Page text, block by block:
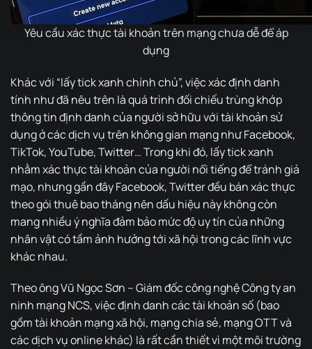
Yêu cầu xác thực tài khoản trên mạng chưa dễ để áp
dụng
Khác với “lấy tick xanh chính chủ”, việc xác định danh
tính như đã nêu trên là quá trình đối chiếu trùng khớp
thông tin định danh của người sở hữu với tài khoản sử
dụng ở các dịch vụ trên không gian mạng như Facebook,
TikTok, YouTube, Twitter… Trong khi đó, lấy tick xanh
nhằm xác thực tài khoản của người nổi tiếng để tránh giả
mạo, nhưng gần đây Facebook, Twitter đều bán xác thực
theo gói thuê bao tháng nên dấu hiệu này không còn
mang nhiều ý nghĩa đảm bảo mức độ uy tín của những
nhân vật có tầm ảnh hưởng tới xã hội trong các lĩnh vực
khác nhau.
Theo ông Vũ Ngọc Sơn – Giám đốc công nghệ Công ty an
ninh mạng NCS, việc định danh các tài khoản số (bao
gồm tài khoản mạng xã hội, mạng chia sẻ, mạng OTT và
các dịch vụ online khác) là rất cần thiết vì một môi trường